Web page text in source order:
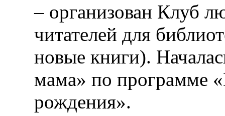
– организован Клуб
читателей для
новые книги).
мама» по программе
рождения».